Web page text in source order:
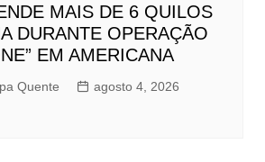
MAIS DE 6 QUILOS
DURANTE OPERAÇÃO
EM AMERICANA
Quente
agosto 4, 2026